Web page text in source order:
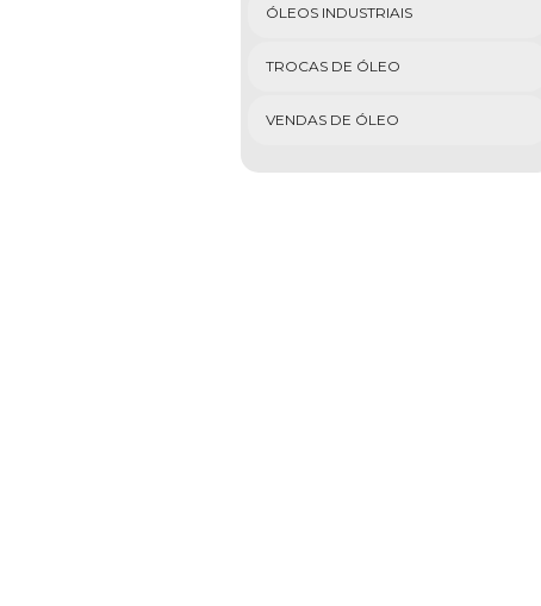
ÓLEOS INDUSTRIAIS
TROCAS DE ÓLEO
VENDAS DE ÓLEO